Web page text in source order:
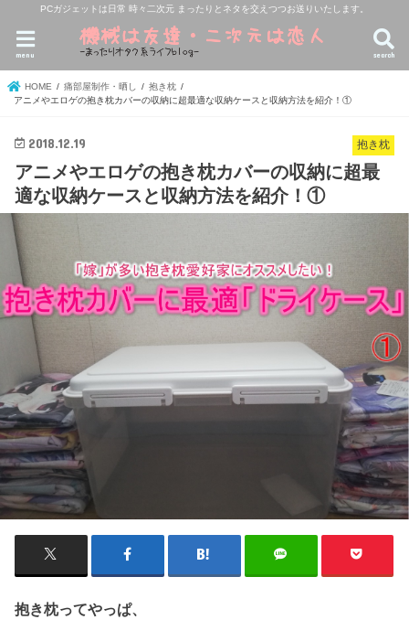
PCガジェットは日常 時々二次元 まったりとネタを交えつつお送りいたします。
search
menu
HOME 痛部屋制作・晒し
抱き枕
アニメやエロゲの抱き枕カバーの収納に超最適な収納ケースと収納方法を紹介！①
抱き枕
2018.12.19
アニメやエロゲの抱き枕カバーの収納に超最
適な収納ケースと収納方法を紹介！①
抱き枕ってやっぱ、